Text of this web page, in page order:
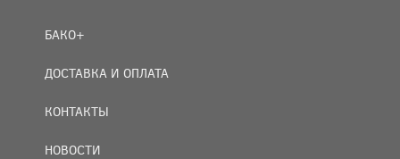
БАКО+
ДОСТАВКА И ОПЛАТА
КОНТАКТЫ
НОВОСТИ